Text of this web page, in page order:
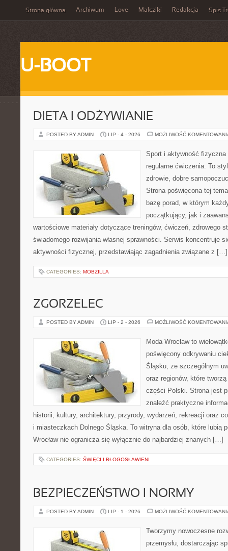
Strona główna Archiwum Love Malcziki Redakcja Spis
U-BOOT
DIETA I ODŻYWIANIE
POSTED BY ADMIN LIP - 4 - 2026 MOŻLIWOŚĆ
Sport i aktywność
regularne ćwiczenia. To
zdrowie, dobre
Strona poświęcona tej
bazę porad, w którym
początkujący, jak i
wartościowe materiały dotyczące treningów, ćwiczeń, zdrowego
świadomego rozwijania własnej sprawności. Serwis koncentruje
aktywności fizycznej, przedstawiając zagadnienia związane z […]
CATEGORIES: MOBZILLA
ZGORZELEC
POSTED BY ADMIN LIP - 2 - 2026 MOŻLIWOŚĆ
Moda Wrocław to
poświęcony odkrywaniu
Śląsku, ze szczególnym
oraz regionów, które
części Polski. Strona jest
znaleźć praktyczne
historii, kultury, architektury, przyrody, wydarzeń, rekreacji oraz
i miasteczkach Dolnego Śląska. To witryna dla osób, które lubią
Wrocław nie ogranicza się wyłącznie do najbardziej znanych […]
CATEGORIES: ŚWIĘCI I BŁOGOSŁAWIENI
BEZPIECZEŃSTWO I NORMY
POSTED BY ADMIN LIP - 1 - 2026 MOŻLIWOŚĆ
Tworzymy nowoczesne
przemysłu, dostarczając